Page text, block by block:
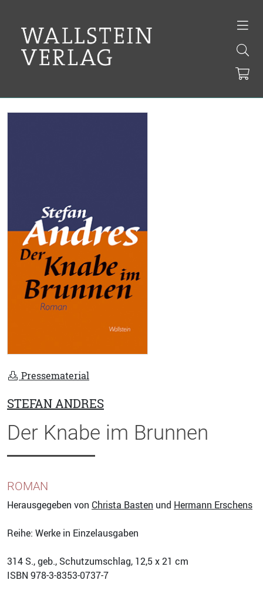
Pressematerial
STEFAN ANDRES
Der Knabe im Brunnen
ROMAN
Herausgegeben von Christa Basten und Hermann Erschens
Reihe: Werke in Einzelausgaben
314 S., geb., Schutzumschlag, 12,5 x 21 cm
ISBN 978-3-8353-0737-7